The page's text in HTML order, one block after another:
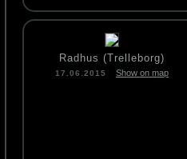
Radhus (Trelleborg)
17.06.2015 Show on map